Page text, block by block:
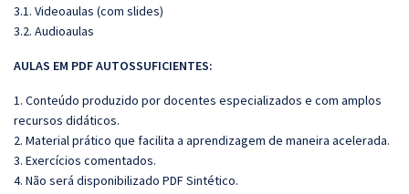
3.1. Videoaulas (com slides)
3.2. Audioaulas
AULAS EM PDF AUTOSSUFICIENTES:
1. Conteúdo produzido por docentes especializados e com amplos
recursos didáticos.
2. Material prático que facilita a aprendizagem de maneira acelerada.
3. Exercícios comentados.
4. Não será disponibilizado PDF Sintético.